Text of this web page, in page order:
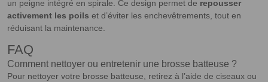
un peigne intégré en spirale. Ce design permet de repousser
activement les poils et d’éviter les enchevêtrements, tout en
réduisant la maintenance.
FAQ
Comment nettoyer ou entretenir une brosse batteuse ?
Pour nettoyer votre brosse batteuse, retirez à l’aide de ciseaux ou